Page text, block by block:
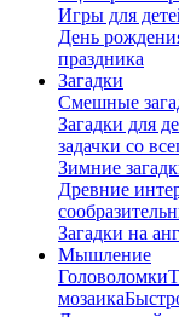
Игры для
День
праздника
Загадки
Смешные
Загадки для
задачки со
Зимние
Древние
Загадки на
Мышление
Головоломки
мозаика